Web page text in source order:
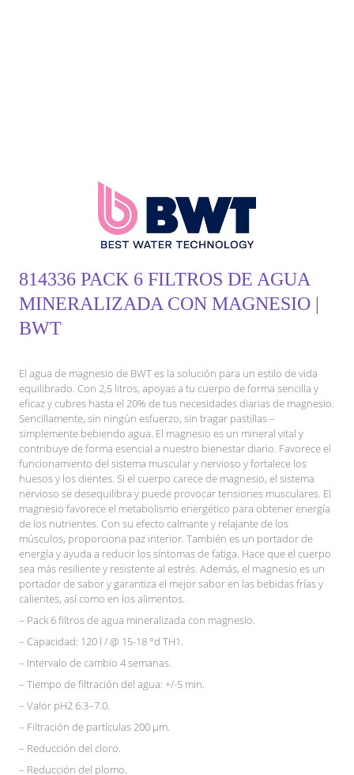
814336 PACK 6 FILTROS DE AGUA
MINERALIZADA CON MAGNESIO |
BWT
El agua de magnesio de BWT es la solución para un estilo de vida
equilibrado. Con 2,5 litros, apoyas a tu cuerpo de forma sencilla y
eficaz y cubres hasta el 20% de tus necesidades diarias de magnesio.
Sencillamente, sin ningún esfuerzo, sin tragar pastillas –
simplemente bebiendo agua. El magnesio es un mineral vital y
contribuye de forma esencial a nuestro bienestar diario. Favorece el
funcionamiento del sistema muscular y nervioso y fortalece los
huesos y los dientes. Si el cuerpo carece de magnesio, el sistema
nervioso se desequilibra y puede provocar tensiones musculares. El
magnesio favorece el metabolismo energético para obtener energía
de los nutrientes. Con su efecto calmante y relajante de los
músculos, proporciona paz interior. También es un portador de
energía y ayuda a reducir los síntomas de fatiga. Hace que el cuerpo
sea más resiliente y resistente al estrés. Además, el magnesio es un
portador de sabor y garantiza el mejor sabor en las bebidas frías y
calientes, así como en los alimentos.
– Pack 6 filtros de agua mineralizada con magnesio.
– Capacidad: 120 l / @ 15-18 °d TH1.
– Intervalo de cambio 4 semanas.
– Tiempo de filtración del agua: +/-5 min.
– Valor pH2 6.3–7.0.
– Filtración de partículas 200 μm.
– Reducción del cloro.
– Reducción del plomo.